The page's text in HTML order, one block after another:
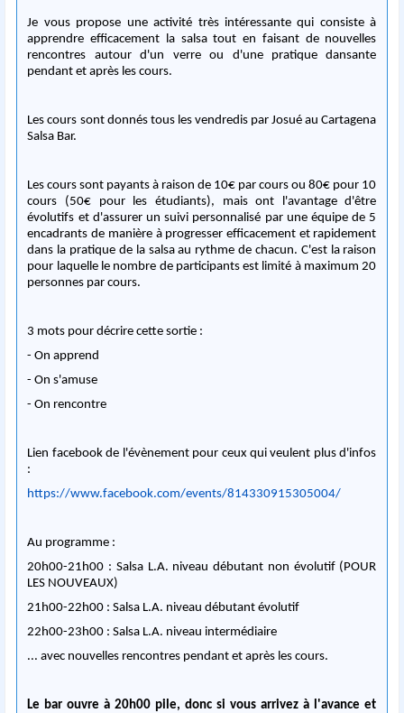
Je vous propose une activité très intéressante qui consiste à
apprendre efficacement la salsa tout en faisant de nouvelles
rencontres autour d'un verre ou d'une pratique dansante
pendant et après les cours.
Les cours sont donnés tous les vendredis par Josué au Cartagena
Salsa Bar.
Les cours sont payants à raison de 10€ par cours ou 80€ pour 10
cours (50€ pour les étudiants), mais ont l'avantage d'être
évolutifs et d'assurer un suivi personnalisé par une équipe de 5
encadrants de manière à progresser efficacement et rapidement
dans la pratique de la salsa au rythme de chacun. C'est la raison
pour laquelle le nombre de participants est limité à maximum 20
personnes par cours.
3 mots pour décrire cette sortie :
- On apprend
- On s'amuse
- On rencontre
Lien facebook de l'évènement pour ceux qui veulent plus d'infos
:
https://www.facebook.com/events/814330915305004/
Au programme :
20h00-21h00 : Salsa L.A. niveau débutant non évolutif (POUR
LES NOUVEAUX)
21h00-22h00 : Salsa L.A. niveau débutant évolutif
22h00-23h00 : Salsa L.A. niveau intermédiaire
... avec nouvelles rencontres pendant et après les cours.
Le bar ouvre à 20h00 pile, donc si vous arrivez à l'avance et